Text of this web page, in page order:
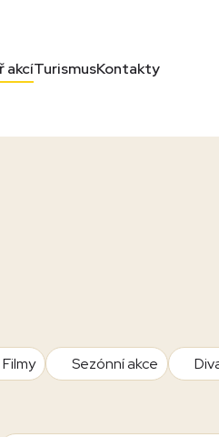
akcíTurismusKontakty
Filmy Sezónní akce